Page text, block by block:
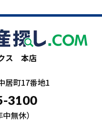
ス 本店
居町17番地1
3100
中無休）